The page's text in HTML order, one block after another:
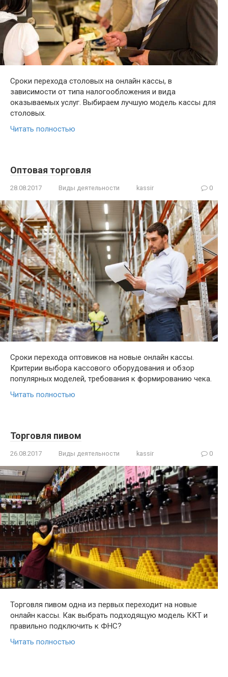
Сроки перехода столовых на онлайн кассы, в
зависимости от типа налогообложения и вида
оказываемых услуг. Выбираем лучшую модель кассы для
столовых.
Читать полностью
Оптовая торговля
28.08.2017 Виды деятельности kassir 0
Сроки перехода оптовиков на новые онлайн кассы.
Критерии выбора кассового оборудования и обзор
популярных моделей, требования к формированию чека.
Читать полностью
Торговля пивом
26.08.2017 Виды деятельности kassir 0
Торговля пивом одна из первых переходит на новые
онлайн кассы. Как выбрать подходящую модель ККТ и
правильно подключить к ФНС?
Читать полностью